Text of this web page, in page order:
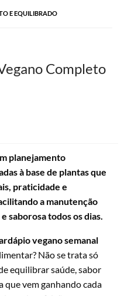
E EQUILIBRADO
Completo
planejamento
à base de plantas que
praticidade e
a manutenção
saborosa todos os dias.
vegano semanal
Não se trata só
equilibrar saúde, sabor
que vem ganhando cada